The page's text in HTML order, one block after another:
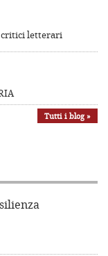
critici letterari
Tutti i blog »